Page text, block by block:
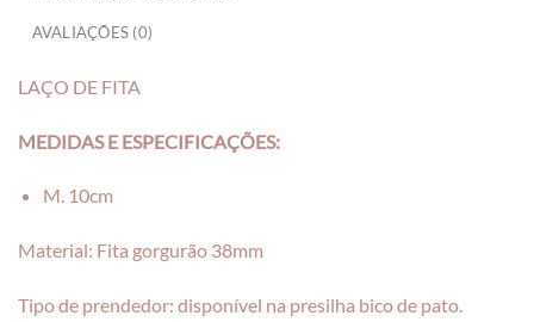
AVALIAÇÕES (0)
LAÇO DE FITA
MEDIDAS E ESPECIFICAÇÕES:
M. 10cm
Material: Fita gorgurão 38mm
Tipo de prendedor: disponível na presilha bico de pato.